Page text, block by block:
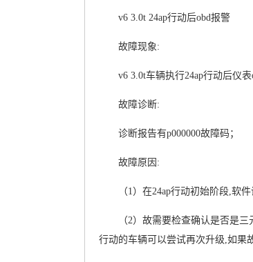
v6 3.0t 24ap行动后obd报警
故障现象:
v6 3.0t车辆执行24ap行动后仪表
故障诊断:
诊断报告有p000000故障码；
故障原因:
（1）在24ap行动初始阶段,软
（2）故需要检查确认是否是
行动的车辆可以尝试再次升级,如果